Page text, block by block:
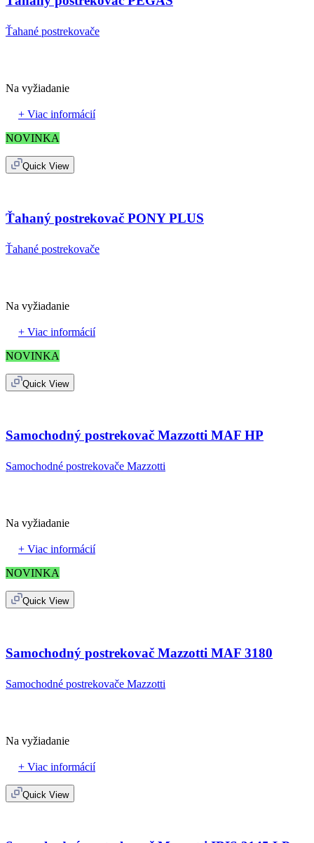
Ťahané postrekovače
Na vyžiadanie
+ Viac informácií
NOVINKA
Quick View
Ťahaný postrekovač PONY PLUS
Ťahané postrekovače
Na vyžiadanie
+ Viac informácií
NOVINKA
Quick View
Samochodný postrekovač Mazzotti MAF HP
Samochodné postrekovače Mazzotti
Na vyžiadanie
+ Viac informácií
NOVINKA
Quick View
Samochodný postrekovač Mazzotti MAF 3180
Samochodné postrekovače Mazzotti
Na vyžiadanie
+ Viac informácií
Quick View